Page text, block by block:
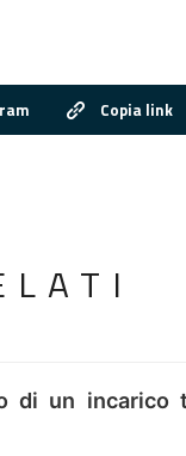
Copia link
di un incarico